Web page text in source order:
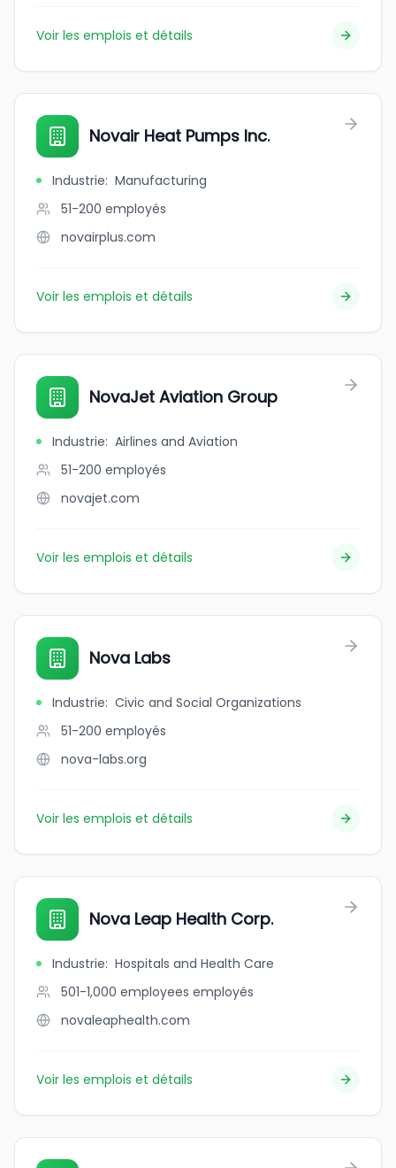
Voir les emplois et détails
Novair Heat Pumps Inc.
Industrie: Manufacturing
51-200 employés
novairplus.com
Voir les emplois et détails
NovaJet Aviation Group
Industrie: Airlines and Aviation
51-200 employés
novajet.com
Voir les emplois et détails
Nova Labs
Industrie: Civic and Social Organizations
51-200 employés
nova-labs.org
Voir les emplois et détails
Nova Leap Health Corp.
Industrie: Hospitals and Health Care
501-1,000 employees employés
novaleaphealth.com
Voir les emplois et détails